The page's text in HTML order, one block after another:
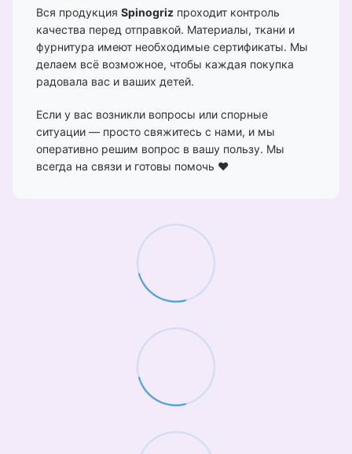
Вся продукция Spinogriz проходит контроль
качества перед отправкой. Материалы, ткани и
фурнитура имеют необходимые сертификаты. Мы
делаем всё возможное, чтобы каждая покупка
радовала вас и ваших детей.
Если у вас возникли вопросы или спорные
ситуации — просто свяжитесь с нами, и мы
оперативно решим вопрос в вашу пользу. Мы
всегда на связи и готовы помочь ❤️